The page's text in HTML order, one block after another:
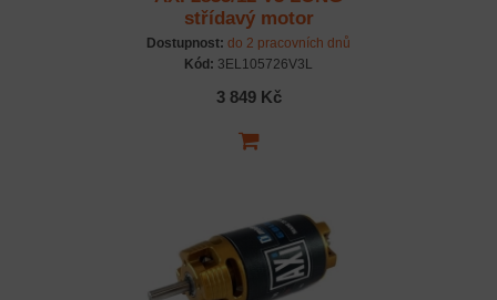
střídavý motor
Dostupnost: do 2 pracovních dnů
Kód: 3EL105726V3L
3 849 Kč